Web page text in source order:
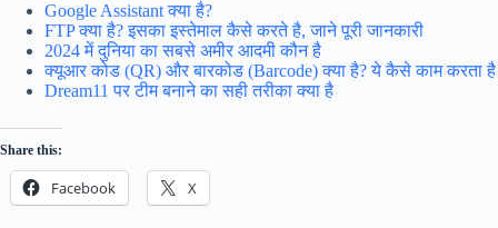
Google Assistant क्या है?
FTP क्या है? इसका इस्तेमाल कैसे करते है, जाने पूरी जानकारी
2024 में दुनिया का सबसे अमीर आदमी कौन है
क्यूआर कोड (QR) और बारकोड (Barcode) क्या है? ये कैसे काम करता है
Dream11 पर टीम बनाने का सही तरीका क्या है
Share this:
Facebook X